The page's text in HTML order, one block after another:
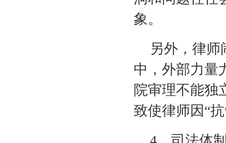
象。
另外，律
中，外部力量
院审理不能独
致使律师因“